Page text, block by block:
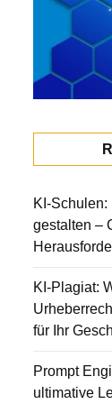
KI-
gestalten –
KI-Plagiat:
für Ihr
Prompt
ultimative